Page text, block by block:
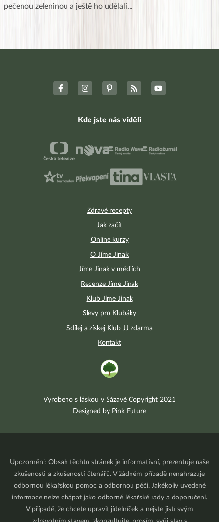
pečenou zeleninou a ještě ho udělali...
Zdravé recepty
Jak začít
Online kurzy
O Jíme Jinak
Jíme Jinak v médiích
Recenze Jíme Jinak
Klub Jíme Jinak
Slevy pro Klubáky
Sdílej a získej Klub JJ zdarma
Kontakt
Kde jste nás viděli
Vyrobeno s láskou v Sázavě Copyright 2021
Designed by Pink Future
Upozornění: Obsah těchto stránek je informativní, prezentuje naše
zkušenosti a zkušenosti čtenářů. V žádném případě nenahrazuje
odbornou lékařskou pomoc a odbornou péči. Jakékoliv uvedené
informace nelze chápat jako odborné lékařské rady a doporučení.
V případě, že chcete upravit jídelníček a nejste jistí svým